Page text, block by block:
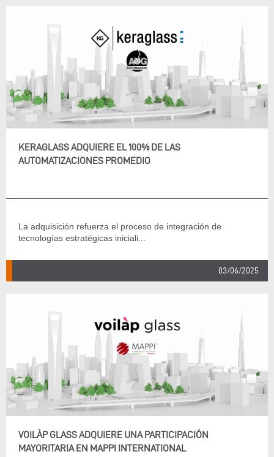
KERAGLASS ADQUIERE EL 100% DE LAS
AUTOMATIZACIONES PROMEDIO
La adquisición refuerza el proceso de integración de
tecnologías estratégicas iniciali...
03/06/2025
VOILÀP GLASS ADQUIERE UNA PARTICIPACIÓN
MAYORITARIA EN MAPPI INTERNATIONAL